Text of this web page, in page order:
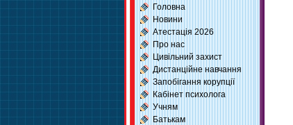
Головна
Новини
Атестація 2026
Про нас
Цивільний захист
Дистанційне навчання
Запобігання корупції
Кабінет психолога
Учням
Батькам